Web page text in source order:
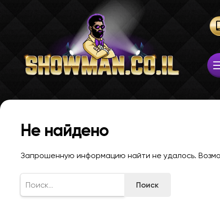
Не найдено
Запрошенную информацию найти не удалось.